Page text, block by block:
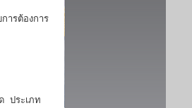
ารต้องการ
ประเภท